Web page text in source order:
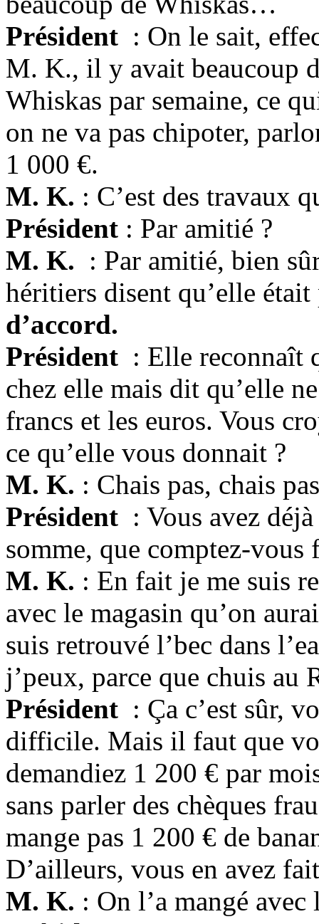
Président : On le sait,
M. K., il y avait beaucoup
Whiskas par semaine, ce
on ne va pas chipoter,
1 000 €.
M. K. : C’est des travaux
Président : Par amitié ?
M. K. : Par amitié, bien
héritiers disent qu’elle
d’accord.
Président : Elle reconnaît
chez elle mais dit qu’elle
francs et les euros. Vous
ce qu’elle vous donnait ?
M. K. : Chais pas, chais
Président : Vous avez
somme, que comptez-vous
M. K. : En fait je me suis
avec le magasin qu’on
suis retrouvé l’bec dans
j’peux, parce que chuis
Président : Ça c’est sûr,
difficile. Mais il faut que
demandiez 1 200 € par
sans parler des chèques
mange pas 1 200 € de
D’ailleurs, vous en avez
M. K. : On l’a mangé